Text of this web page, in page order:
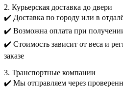
2. Курьерская доставка до двери
✔️ Доставка по городу или в
✔️ Возможна оплата при
✔️ Стоимость зависит от веса и
заказе
3. Транспортные компании
✔️ Мы отправляем через